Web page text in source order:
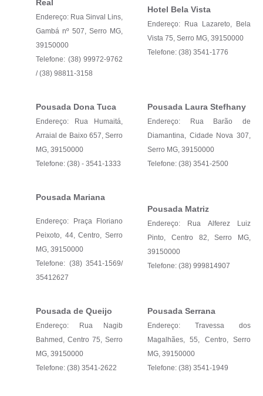
Horário - Linhas Municipais de Coletivos
Lei Aldir Blanc
Carta de Serviços
Chamamento Público
Arquivos para Download
Galeria de Fotos
Galeria de Vídeos
Telefones Úteis
Real
Endereço: Rua Sinval Lins,
Gambá nº 507, Serro MG,
39150000
Telefone: (38) 99972-9762
/ (38) 98811-3158
Hotel Bela Vista
Endereço: Rua Lazareto, Bela
Vista 75, Serro MG, 39150000
Telefone: (38) 3541-1776
Pousada Dona Tuca
Endereço: Rua Humaitá,
Arraial de Baixo 657, Serro
MG, 39150000
Telefone: (38) - 3541-1333
Pousada Laura Stefhany
Endereço: Rua Barão de
Diamantina, Cidade Nova 307,
Serro MG, 39150000
Telefone: (38) 3541-2500
Pousada Mariana
Endereço: Praça Floriano
Peixoto, 44, Centro, Serro
MG, 39150000
Telefone: (38) 3541-1569/
35412627
Pousada Matriz
Endereço: Rua Alferez Luiz
Pinto, Centro 82, Serro MG,
39150000
Telefone: (38) 999814907
Pousada de Queijo
Endereço: Rua Nagib
Bahmed, Centro 75, Serro
MG, 39150000
Telefone: (38) 3541-2622
Pousada Serrana
Endereço: Travessa dos
Magalhães, 55, Centro, Serro
MG, 39150000
Telefone: (38) 3541-1949